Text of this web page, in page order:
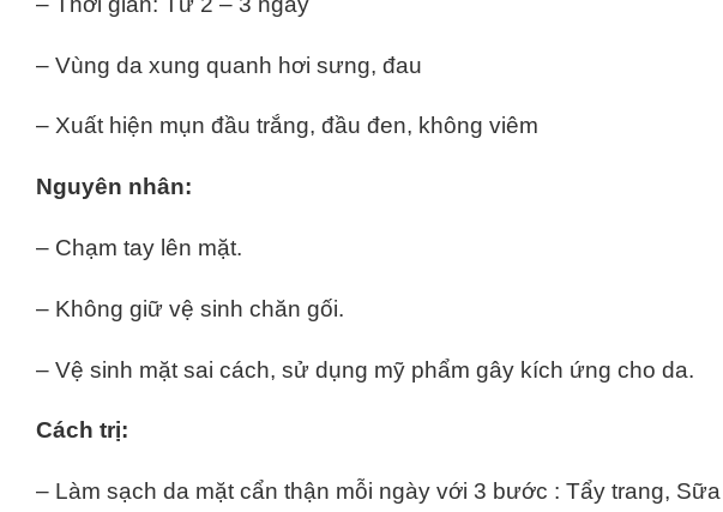
– Vùng da xung quanh hơi sưng, đau
– Xuất hiện mụn đầu trắng, đầu đen, không viêm
Nguyên nhân:
– Chạm tay lên mặt.
– Không giữ vệ sinh chăn gối.
– Vệ sinh mặt sai cách, sử dụng mỹ phẩm gây kích ứng cho da.
Cách trị:
– Làm sạch da mặt cẩn thận mỗi ngày với 3 bước : Tẩy trang,